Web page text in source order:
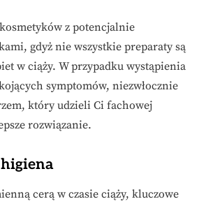
z potencjalnie
gdyż nie wszystkie preparaty są
w ciąży. W przypadku wystąpienia
symptomów, niezwłocznie
który udzieli Ci fachowej
rozwiązanie.
cerą w czasie ciąży, kluczowe